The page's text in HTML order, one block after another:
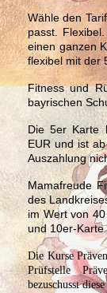
Wähle den
passt.
einen ganzen
flexibel mit der
Fitness und
bayrischen
Die 5er Karte
EUR und ist
Auszahlung
Mamafreude
des
im Wert von
und 10er-Karte
Die Kurse
Prüfstelle
bezuschusst